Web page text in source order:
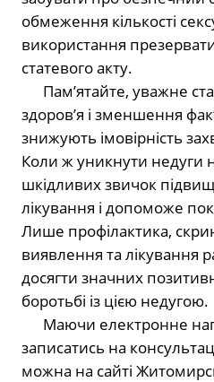
обмеження кількості
використання
статевого акту.
⠀⠀Пам’ятайте, уважне
здоров’я і зменшення
знижують імовірність
Коли ж уникнути недуги
шкідливих звичок
лікування і допоможе
Лише профілактика,
виявлення та лікування
досягти значних
боротьбі із цією недугою.
⠀⠀Маючи електронне
записатись на
можна на сайті